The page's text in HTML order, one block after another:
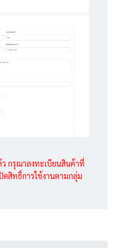
กรุณาลงทะเบียนสินค้าที่
ดสิทธิ์การใช้งานตามกลุ่ม